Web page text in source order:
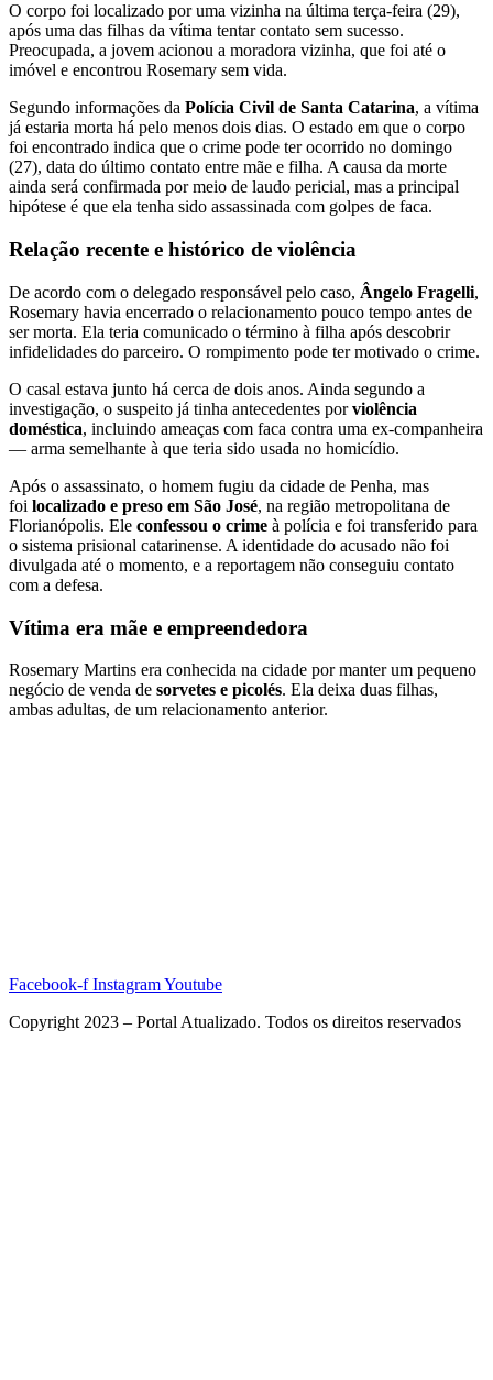
O corpo foi localizado por uma vizinha na última terça-feira (29),
após uma das filhas da vítima tentar contato sem sucesso.
Preocupada, a jovem acionou a moradora vizinha, que foi até o
imóvel e encontrou Rosemary sem vida.
Segundo informações da Polícia Civil de Santa Catarina, a vítima
já estaria morta há pelo menos dois dias. O estado em que o corpo
foi encontrado indica que o crime pode ter ocorrido no domingo
(27), data do último contato entre mãe e filha. A causa da morte
ainda será confirmada por meio de laudo pericial, mas a principal
hipótese é que ela tenha sido assassinada com golpes de faca.
Relação recente e histórico de violência
De acordo com o delegado responsável pelo caso, Ângelo Fragelli,
Rosemary havia encerrado o relacionamento pouco tempo antes de
ser morta. Ela teria comunicado o término à filha após descobrir
infidelidades do parceiro. O rompimento pode ter motivado o crime.
O casal estava junto há cerca de dois anos. Ainda segundo a
investigação, o suspeito já tinha antecedentes porviolência
doméstica, incluindo ameaças com faca contra uma ex-companheira
— arma semelhante à que teria sido usada no homicídio.
Após o assassinato, o homem fugiu da cidade de Penha, mas
foi localizado e preso em São José, na região metropolitana de
Florianópolis. Ele confessou o crime à polícia e foi transferido para
o sistema prisional catarinense. A identidade do acusado não foi
divulgada até o momento, e a reportagem não conseguiu contato
com a defesa.
Vítima era mãe e empreendedora
Rosemary Martins era conhecida na cidade por manter um pequeno
negócio de venda de sorvetes e picolés. Ela deixa duas filhas,
ambas adultas, de um relacionamento anterior.
Facebook-f InstagramYoutube
Copyright 2023 – Portal Atualizado. Todos os direitos reservados